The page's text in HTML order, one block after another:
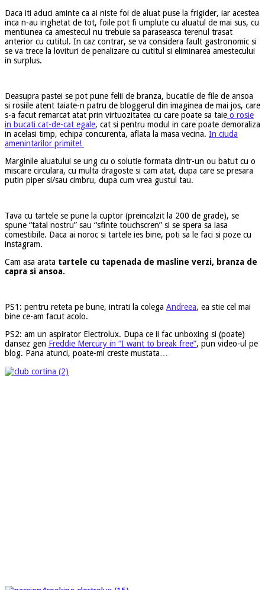
Daca iti aduci aminte ca ai niste foi de aluat puse la frigider, iar acestea
inca n-au inghetat de tot, foile pot fi umplute cu aluatul de mai sus, cu
mentiunea ca amestecul nu trebuie sa paraseasca terenul trasat
anterior cu cutitul. In caz contrar, se va considera fault gastronomic si
se va trece la lovituri de penalizare cu cutitul si eliminarea amestecului
in surplus.
Deasupra pastei se pot pune felii de branza, bucatile de file de ansoa
si rosiile atent taiate-n patru de bloggerul din imaginea de mai jos, care
s-a facut remarcat atat prin virtuozitatea cu care poate sa taie o rosie
in bucati cat-de-cat egale, cat si pentru modul in care poate demoraliza
in acelasi timp, echipa concurenta, aflata la masa vecina. In ciuda
amenintarilor primite!
Marginile aluatului se ung cu o solutie formata dintr-un ou batut cu o
miscare circulara, cu multa dragoste si cam atat, dupa care se presara
putin piper si/sau cimbru, dupa cum vrea gustul tau.
Tava cu tartele se pune la cuptor (preincalzit la 200 de grade), se
spune “tatal nostru” sau “sfinte touchscren” si se spera sa iasa
comestibile. Daca ai noroc si tartele ies bine, poti sa le faci si poze cu
instagram.
Cam asa arata tartele cu tapenada de masline verzi, branza de
capra si ansoa.
PS1: pentru reteta pe bune, intrati la colega Andreea, ea stie cel mai
bine ce-am facut acolo.
PS2: am un aspirator Electrolux. Dupa ce ii fac unboxing si (poate)
dansez gen Freddie Mercury in “I want to break free”, pun video-ul pe
blog. Pana atunci, poate-mi creste mustata…